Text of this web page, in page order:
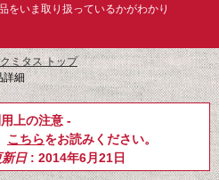
をいま取り扱っているかがわかり
ミタス トップ
細
上の注意 -
こちらをお読みください。
日: 2014年6月21日